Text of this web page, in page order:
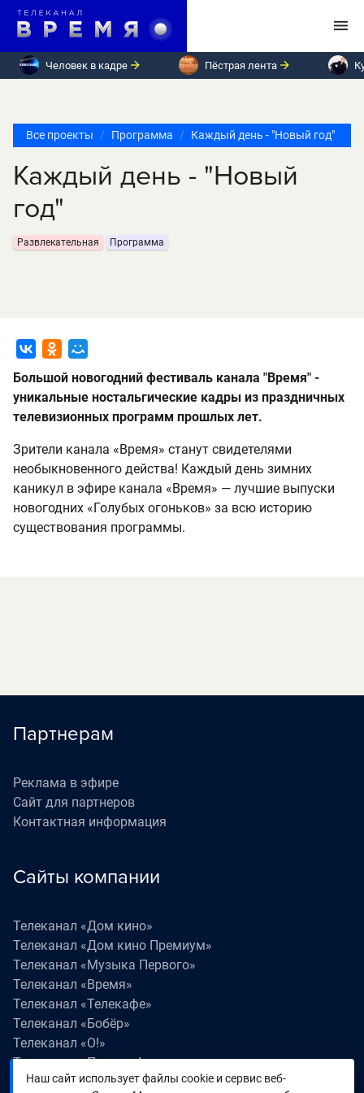
Человек в кадре Пёстрая лента
Все проекты Программа Каждый день - "Новый год"
Каждый день - "Новый
год"
Развлекательная Программа
Большой новогодний фестиваль канала "Время" -
уникальные ностальгические кадры из праздничных
телевизионных программ прошлых лет.
Зрители канала «Время» станут свидетелями
необыкновенного действа! Каждый день зимних
каникул в эфире канала «Время» — лучшие выпуски
новогодних «Голубых огоньков» за всю историю
существования программы.
Партнерам
Реклама в эфире
Сайт для партнеров
Контактная информация
Сайты компании
Телеканал «Дом кино»
Телеканал «Дом кино Премиум»
Телеканал «Музыка Первого»
Телеканал «Время»
Телеканал «Телекафе»
Телеканал «Бобёр»
Телеканал «О!»
Телеканал «Поехали!»
Телеканал «Победа»
Наш сайт использует файлы cookie и сервис веб-